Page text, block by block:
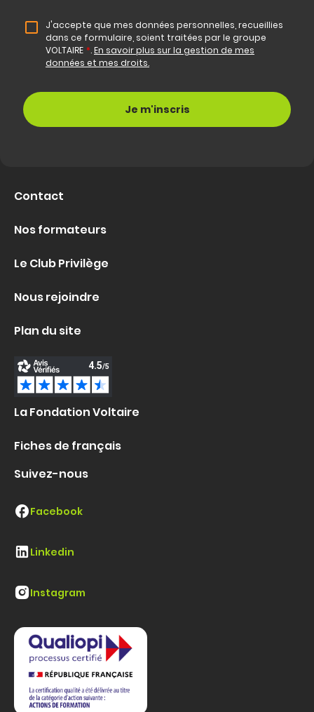
J'accepte que mes données personnelles, recueillies
dans ce formulaire, soient traitées par le groupe
VOLTAIRE *.En savoir plus sur la gestion de mes
données et mes droits.
Contact
Nos formateurs
Le Club Privilège
Nous rejoindre
Plan du site
La Fondation Voltaire
Fiches de français
Suivez-nous
Facebook
Linkedin
Instagram